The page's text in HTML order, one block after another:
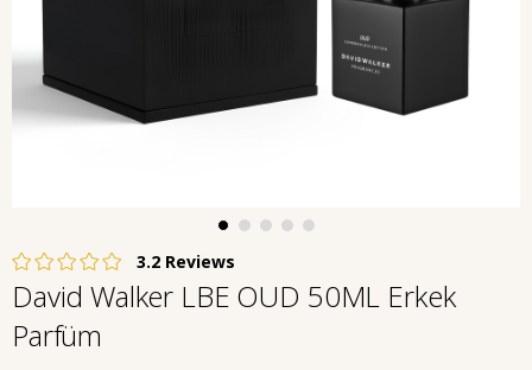
3.2
David Walker LBE OUD 50ML Erkek
Parfüm